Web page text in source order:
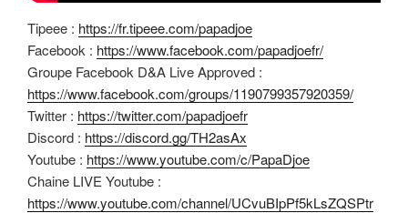
Tipeee : https://fr.tipeee.com/papadjoe
Facebook : https://www.facebook.com/papadjoefr/
Groupe Facebook D&A Live Approved :
https://www.facebook.com/groups/1190799357920359/
Twitter : https://twitter.com/papadjoefr
Discord : https://discord.gg/TH2asAx
Youtube : https://www.youtube.com/c/PapaDjoe
Chaine LIVE Youtube :
https://www.youtube.com/channel/UCvuBIpPf5kLsZQSPtr